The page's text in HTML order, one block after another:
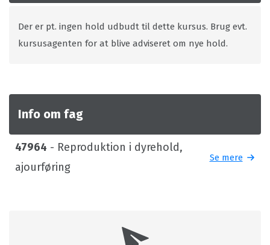
Der er pt. ingen hold udbudt til dette kursus. Brug evt.
kursusagenten for at blive adviseret om nye hold.
Info om fag
47964 - Reproduktion i dyrehold,
ajourføring
Se mere